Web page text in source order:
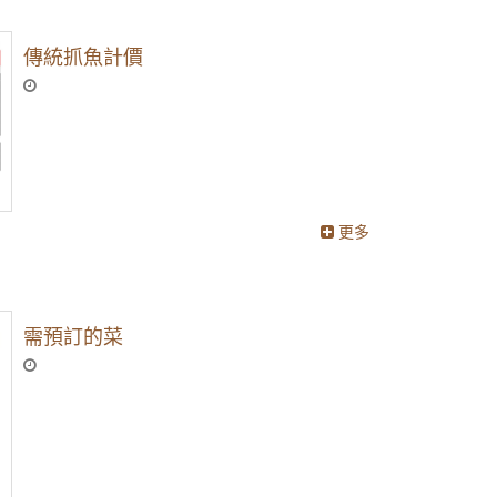
傳統抓魚計價
更多
需預訂的菜